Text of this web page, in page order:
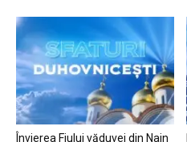
Învierea Fiului văduvei din Nain